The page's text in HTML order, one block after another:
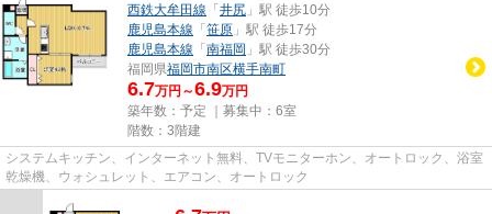
西鉄大牟田線 「 井尻 」駅 徒歩10分
鹿児島本線 「 笹原 」駅 徒歩17分
鹿児島本線 「 南福岡 」駅 徒歩30分
福岡県福岡市南区横手南町
6.7万円～6.9万円
築年数：予定 ｜募集中： 6室
階数：3階建
システムキッチン、インターネット無料、TVモニターホン、オートロック、浴室
乾燥機、ウォシュレット、エアコン、オートロック